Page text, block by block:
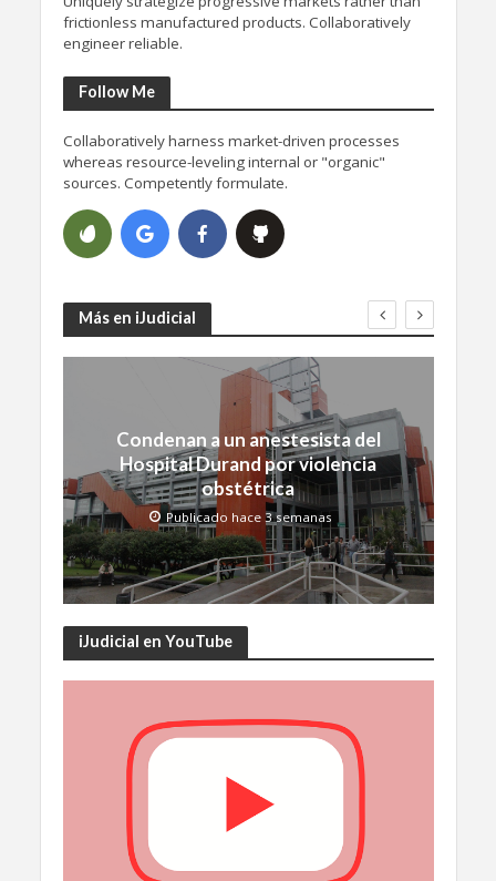
frictionless manufactured products. Collaboratively
engineer reliable.
Follow Me
Collaboratively harness market-driven processes
whereas resource-leveling internal or "organic"
sources. Competently formulate.
Más en iJudicial
Condenan a un anestesista del
Hospital Durand por violencia
obstétrica
Publicado hace 3 semanas
iJudicial en YouTube